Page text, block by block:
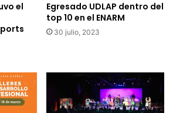
el
Egresado UDLAP dentro del
top 10 en el ENARM
30 julio, 2023